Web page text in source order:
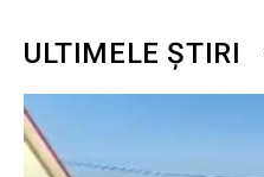
ULTIMELE ȘTIRI